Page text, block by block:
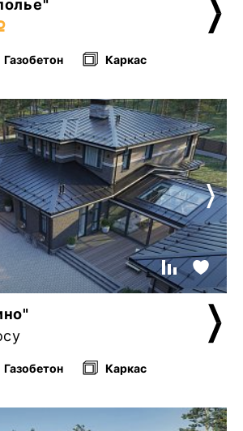
Газобетон Каркас
Газобетон Каркас